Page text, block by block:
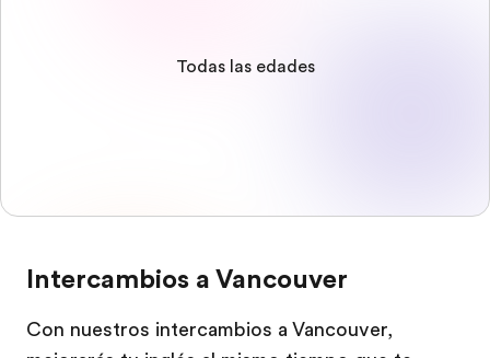
Todas las edades
Intercambios a Vancouver
Con nuestros intercambios a Vancouver,